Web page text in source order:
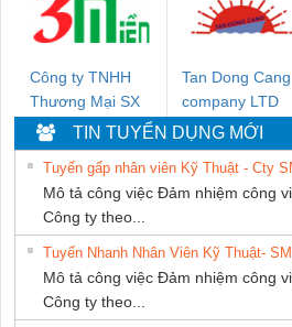
Công ty TNHH
Thương Mại SX
Ba Miền
Tan Dong Cang
company LTD
TIN TUYỂN DỤNG MỚI
Tuyển gấp nhân viên Kỹ Thuật - Cty
Mô tả công việc Đảm nhiệm công
Công ty theo...
Tuyển Nhanh Nhân Viên Kỹ Thuật-
Mô tả công việc Đảm nhiệm công
Công ty theo...